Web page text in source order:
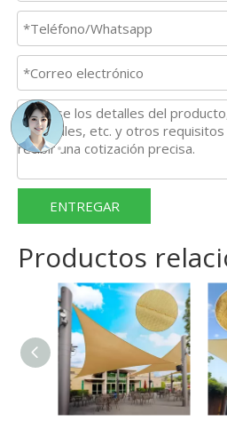
ENTREGAR
Productos